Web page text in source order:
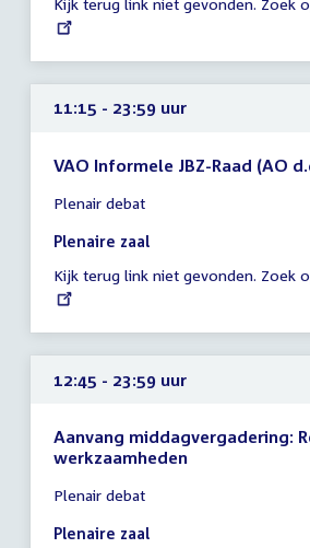
23:59
uur
Kijk terug link niet gevonden. Zoek
11:15 - 23:59 uur
VAO Informele JBZ-Raad (AO
vergadering
11:15
23:59
uur
Plenair debat
Plenaire zaal
Kijk terug link niet gevonden. Zoek
12:45 - 23:59 uur
Aanvang middagvergadering:
werkzaamheden
vergadering
12:45
Plenair debat
Plenaire zaal